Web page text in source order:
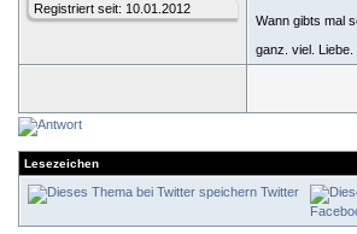
Registriert seit: 10.01.2012
Wann gibts mal
ganz. viel. Liebe.
Lesezeichen
Twitter